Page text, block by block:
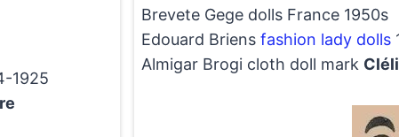
1925
Brevete Gege dolls France 1950s
Edouard Briens fashion lady dolls
Almigar Brogi cloth doll mark